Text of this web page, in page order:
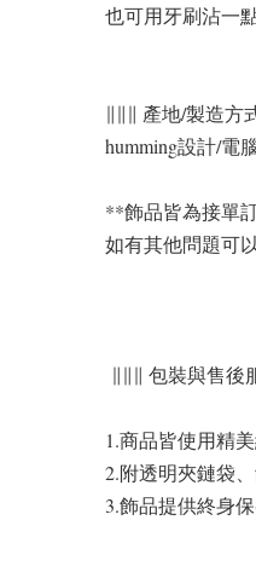
也可用牙刷沾一
∥∥∥ 產地/製造方
humming設計/電
**飾品皆為接單
如有其他問題可
∥∥∥ 包裝與售後
1.商品皆使用精
2.附透明夾鏈袋
3.飾品提供終身